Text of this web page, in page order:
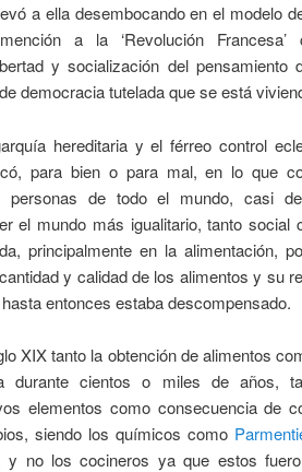
a ella desembocando en el modelo
a la ‘Revolución
y socialización del pensamiento
democracia tutelada que se está
hereditaria y el férreo control
para bien o para mal, en lo que
personas de todo el mundo, casi
el mundo más igualitario, tanto social
principalmente en la alimentación,
y calidad de los alimentos y su
entonces estaba descompensado.
XIX tanto la obtención de alimentos
durante cientos o miles de años,
elementos como consecuencia de
siendo los químicos como
y no los cocineros ya que estos